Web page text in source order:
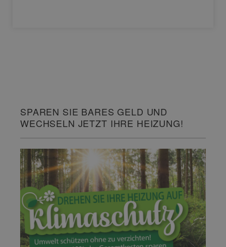
SPAREN SIE BARES GELD UND
WECHSELN JETZT IHRE HEIZUNG!